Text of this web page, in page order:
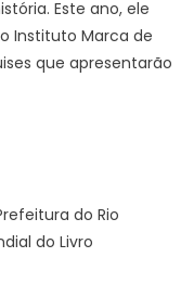
Este ano, ele
Instituto Marca de
que apresentarão
do Rio
do Livro